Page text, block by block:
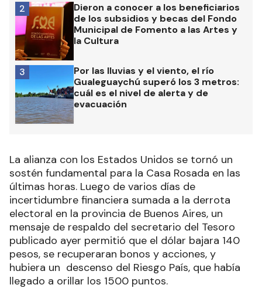
Dieron a conocer a los beneficiarios
de los subsidios y becas del Fondo
Municipal de Fomento a las Artes y
la Cultura
2
Por las lluvias y el viento, el río
Gualeguaychú superó los 3 metros:
cuál es el nivel de alerta y de
evacuación
3
La alianza con los Estados Unidos se tornó un
sostén fundamental para la Casa Rosada en las
últimas horas. Luego de varios días de
incertidumbre financiera sumada a la derrota
electoral en la provincia de Buenos Aires, un
mensaje de respaldo del secretario del Tesoro
publicado ayer permitió que el dólar bajara 140
pesos, se recuperaran bonos y acciones, y
hubiera un descenso del Riesgo País, que había
llegado a orillar los 1500 puntos.